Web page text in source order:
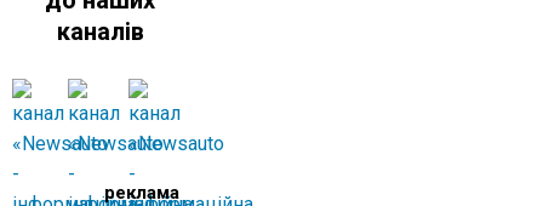
каналів
реклама